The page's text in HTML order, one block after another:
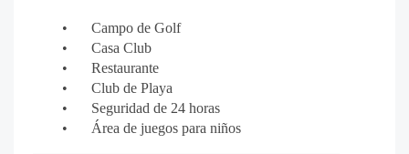
•
Campo de Golf
•
Casa Club
•
Restaurante
•
Club de Playa
•
Seguridad de 24 horas
•
Área de juegos para niños